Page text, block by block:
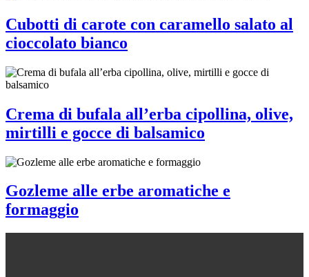
Cubotti di carote con caramello salato al
cioccolato bianco
Crema di bufala all’erba cipollina, olive,
mirtilli e gocce di balsamico
Gozleme alle erbe aromatiche e
formaggio